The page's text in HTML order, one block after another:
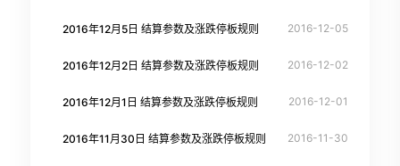
2016年12月5日 结算参数及涨跌停板规则 2016-12-05
2016年12月2日 结算参数及涨跌停板规则 2016-12-02
2016年12月1日 结算参数及涨跌停板规则 2016-12-01
2016年11月30日 结算参数及涨跌停板规则 2016-11-30